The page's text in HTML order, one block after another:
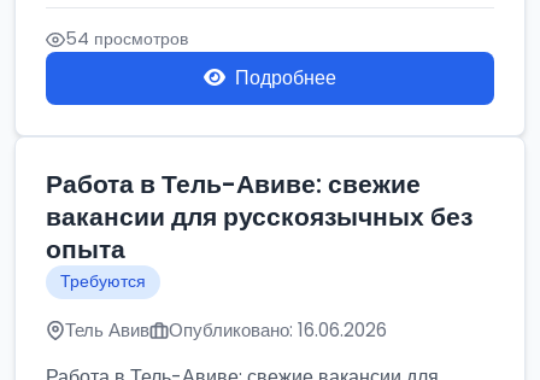
требу...
54 просмотров
Подробнее
Работа в Тель-Авиве: свежие
вакансии для русскоязычных без
опыта
Требуются
Тель Авив Опубликовано: 16.06.2026